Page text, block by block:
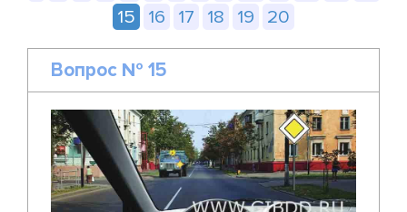
15
16 17 18 19 20
Вопрос № 15